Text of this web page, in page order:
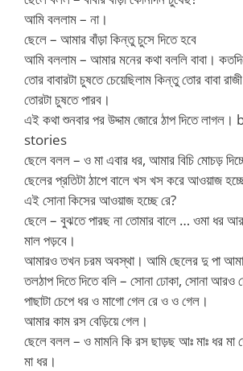
আমি বললাম – না।
ছেলে – আমার বাঁড়া কিন্তু চুসে দিতে হবে
আমি বললাম – আমার মনের কথা বললি বাবা।
তোর বাবারটা চুষতে চেয়েছিলাম কিন্তু তোর বাবা
তোরটা চুষতে পারব।
এই কথা শুনবার পর উদ্দাম জোরে ঠাপ দিতে
stories
ছেলে বলল – ও মা এবার ধর, আমার বিচি মোচড়
ছেলের প্রতিটা ঠাপে বালে খস খস করে আওয়াজ
এই সোনা কিসের আওয়াজ হচ্ছে রে?
ছেলে – বুঝতে পারছ না তোমার বালে … ওমা ধর আর
মাল পড়বে।
আমারও তখন চরম অবস্থা। আমি ছেলের দু পা আমার
তলঠাপ দিতে দিতে বলি – সোনা ঢোকা, সোনা
পাছাটা চেপে ধর ও মাগো গেল রে ও ও গেল।
আমার কাম রস বেড়িয়ে গেল।
ছেলে বলল – ও মামনি কি রস ছাড়ছ আঃ মাঃ ধর মা
মা ধর।